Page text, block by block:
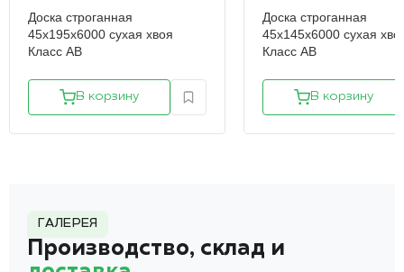
Доска строганная
45х195х6000 сухая хвоя
Класс АВ
В корзину
Доска строганная
45х145х6000 сухая
Класс АВ
В корзину
ГАЛЕРЕЯ
Производство, склад и